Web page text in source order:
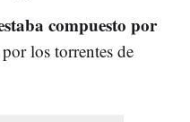
compuesto por
por los torrentes de